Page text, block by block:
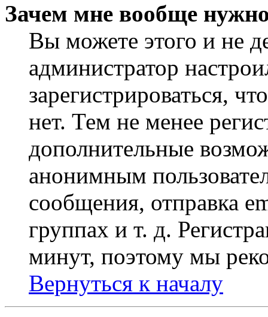
Зачем мне вообще
Вы можете этого и не
администратор
зарегистрироваться,
нет. Тем не менее
дополнительные
анонимным
сообщения, отправка
группах и т. д.
минут, поэтому мы
Вернуться к началу